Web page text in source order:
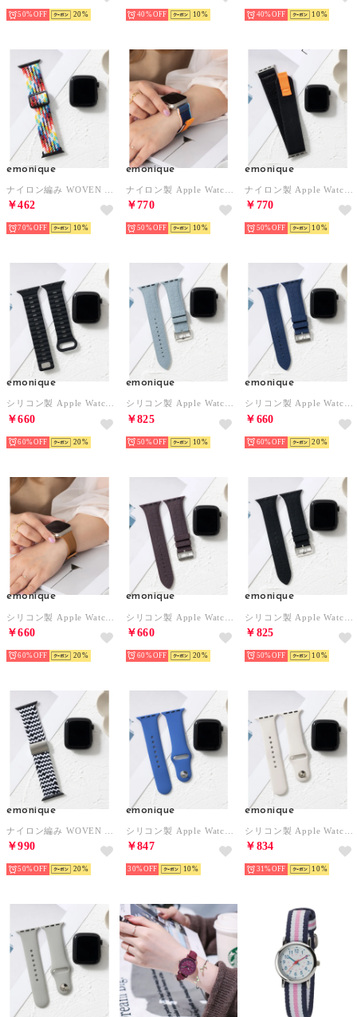
50% 20 40% 10 40% 10
emonique
￥462
70% 10
emonique
￥770
50% 10
emonique
￥770
50% 10
emonique
シリコン製 Apple Watch Band スマートウォッチバンド【38/40/41/42/44/45/49mm対応】 （ブラック）
￥660
60% 20
emonique
シリコン製 Apple Watch Band スマートウォッチバンド クロコダイル型押し【38/40/41/42/44/45/49mm対応】 （ライトブルー）
￥825
50% 10
emonique
シリコン製 Apple Watch Band スマートウォッチバンド クロコダイル型押し【38/40/41/42/44/45/49mm対応】 （ネイビー）
￥660
60% 20
emonique
￥660
60% 20
emonique
￥660
60% 20
emonique
￥825
50% 10
emonique
￥990
50% 20
emonique
￥847
30% 10
emonique
￥834
31% 10